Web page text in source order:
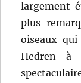
largement
plus
oiseaux
Hedren à